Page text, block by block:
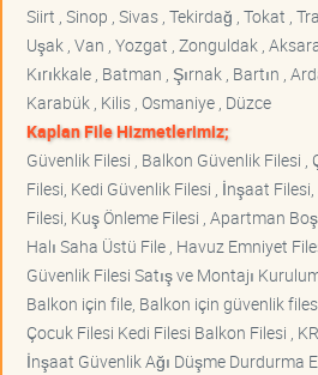
Siirt , Sinop , Sivas , Tekirdağ , Tokat ,
Uşak , Van , Yozgat , Zonguldak ,
Kırıkkale , Batman , Şırnak , Bartın ,
Karabük , Kilis , Osmaniye , Düzce
Kaplan File Hizmetlerimiz;
Güvenlik Filesi , Balkon Güvenlik Filesi ,
Filesi, Kedi Güvenlik Filesi , İnşaat
Filesi, Kuş Önleme Filesi , Apartman
Halı Saha Üstü File , Havuz Emniyet
Güvenlik Filesi Satış ve Montajı
Balkon için file, Balkon için güvenlik
Çocuk Filesi Kedi Filesi Balkon Filesi ,
İnşaat Güvenlik Ağı Düşme Durdurma